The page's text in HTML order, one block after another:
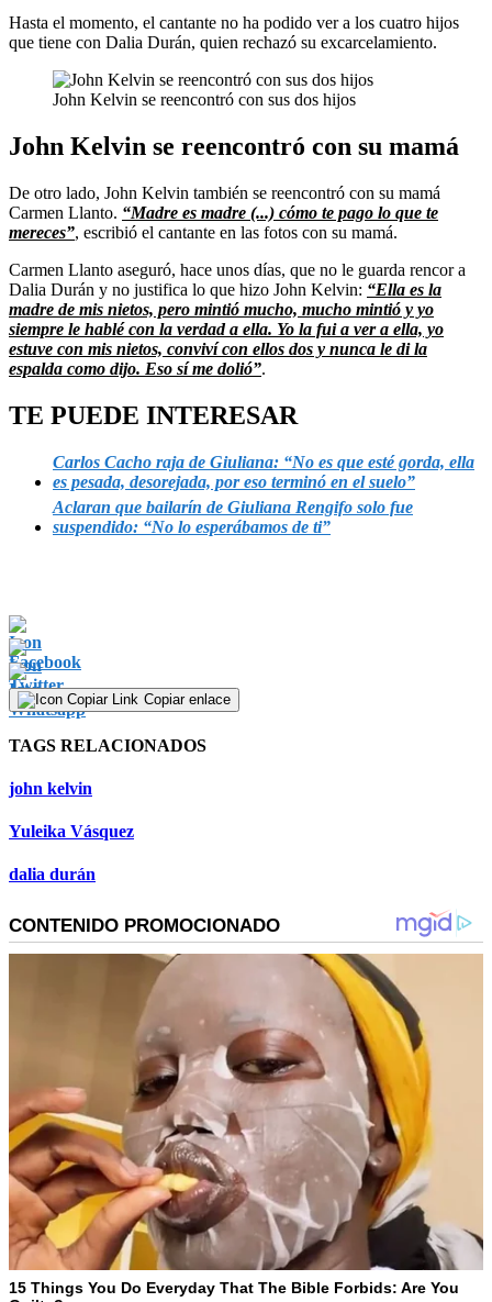
Hasta el momento, el cantante no ha podido ver a los cuatro hijos
que tiene con Dalia Durán, quien rechazó su excarcelamiento.
John Kelvin se reencontró con sus dos hijos
John Kelvin se reencontró con su mamá
De otro lado, John Kelvin también se reencontró con su mamá
Carmen Llanto. “Madre es madre (...) cómo te pago lo que te
mereces”, escribió el cantante en las fotos con su mamá.
Carmen Llanto aseguró, hace unos días, que no le guarda rencor a
Dalia Durán y no justifica lo que hizo John Kelvin: “Ella es la
madre de mis nietos, pero mintió mucho, mucho mintió y yo
siempre le hablé con la verdad a ella. Yo la fui a ver a ella, yo
estuve con mis nietos, conviví con ellos dos y nunca le di la
espalda como dijo. Eso sí me dolió”.
TE PUEDE INTERESAR
Carlos Cacho raja de Giuliana: “No es que esté gorda, ella
es pesada, desorejada, por eso terminó en el suelo”
Aclaran que bailarín de Giuliana Rengifo solo fue
suspendido: “No lo esperábamos de ti”
Copiar enlace
TAGS RELACIONADOS
john kelvin
Yuleika Vásquez
dalia durán